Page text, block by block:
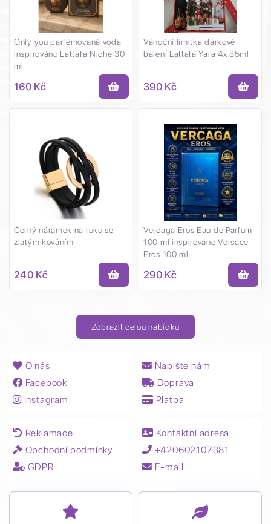
Only you parfémovaná voda
inspirováno Lattafa Niche 30
ml
160 Kč
Vánoční limitka dárkové
balení Lattafa Yara 4x 35ml
390 Kč
Černý náramek na ruku se
zlatým kováním
240 Kč
Vercaga Eros Eau de Parfum
100 ml inspirováno Versace
Eros 100 ml
290 Kč
Zobrazit celou nabídku
O nás
Facebook
Instagram
Napište nám
Doprava
Platba
Reklamace
Obchodní podmínky
GDPR
Kontaktní adresa
+420602107381
E-mail